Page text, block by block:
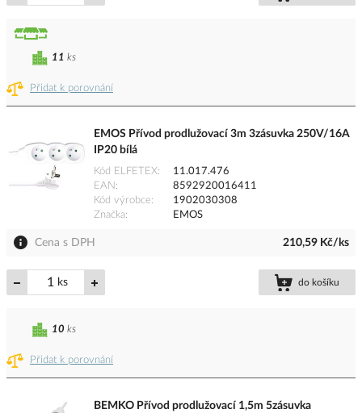
Přidat k porovnání
11 ks
EMOS Přívod prodlužovací 3m 3zásuvka 250V/16A
IP20 bílá
Kód ELFETEX
11.017.476
EAN
8592920016411
Kód výrobce
1902030308
Značka
EMOS
Cena s DPH 210,59 Kč/ks
ks do košíku
Přidat k porovnání
10 ks
BEMKO Přívod prodlužovací 1,5m 5zásuvka